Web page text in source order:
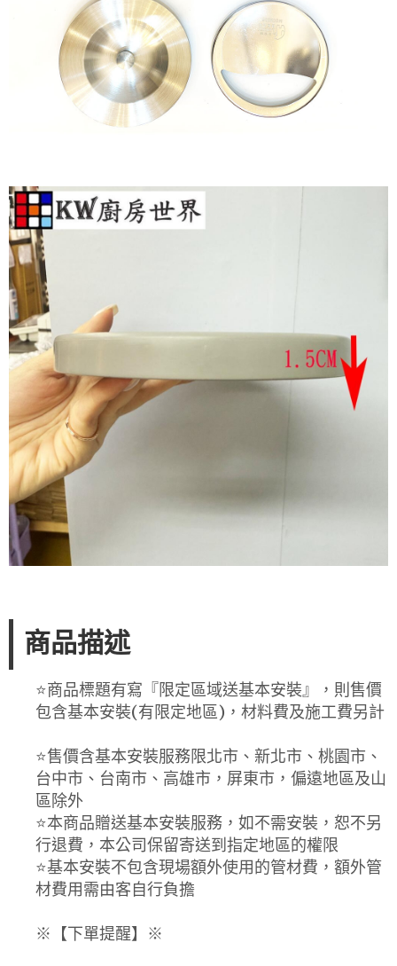
商品描述
⭐️商品標題有寫『限定區域送基本安裝』，則售價
包含基本安裝(有限定地區)，材料費及施工費另計
⭐️售價含基本安裝服務限北市、新北市、桃園市、
台中市、台南市、高雄市，屏東市，偏遠地區及山
區除外
⭐️本商品贈送基本安裝服務，如不需安裝，恕不另
行退費，本公司保留寄送到指定地區的權限
⭐️基本安裝不包含現場額外使用的管材費，額外管
材費用需由客自行負擔
※【下單提醒】※